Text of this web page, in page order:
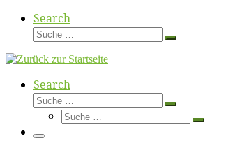
Search
Suche
Suche
Search
Suche
Suche
Suche
Suche
Menü